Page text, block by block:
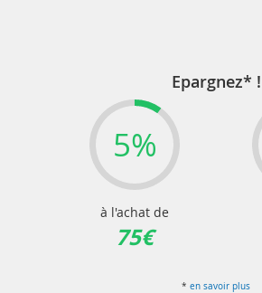
Epargnez* !
5%
à l'achat de
75€
* en savoir plus